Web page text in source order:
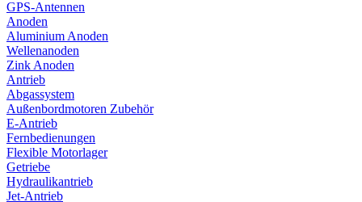
GPS-Antennen
Anoden
Aluminium Anoden
Wellenanoden
Zink Anoden
Antrieb
Abgassystem
Außenbordmotoren Zubehör
E-Antrieb
Fernbedienungen
Flexible Motorlager
Getriebe
Hydraulikantrieb
Jet-Antrieb